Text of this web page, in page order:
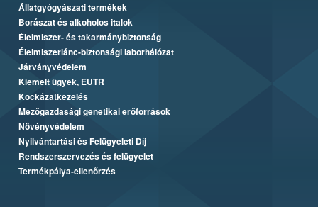
Állatgyógyászati termékek
Borászat és alkoholos italok
Élelmiszer- és takarmánybiztonság
Élelmiszerlánc-biztonsági laborhálózat
Járványvédelem
Kiemelt ügyek, EUTR
Kockázatkezelés
Mezőgazdasági genetikai erőforrások
Növényvédelem
Nyilvántartási és Felügyeleti Díj
Rendszerszervezés és felügyelet
Termékpálya-ellenőrzés